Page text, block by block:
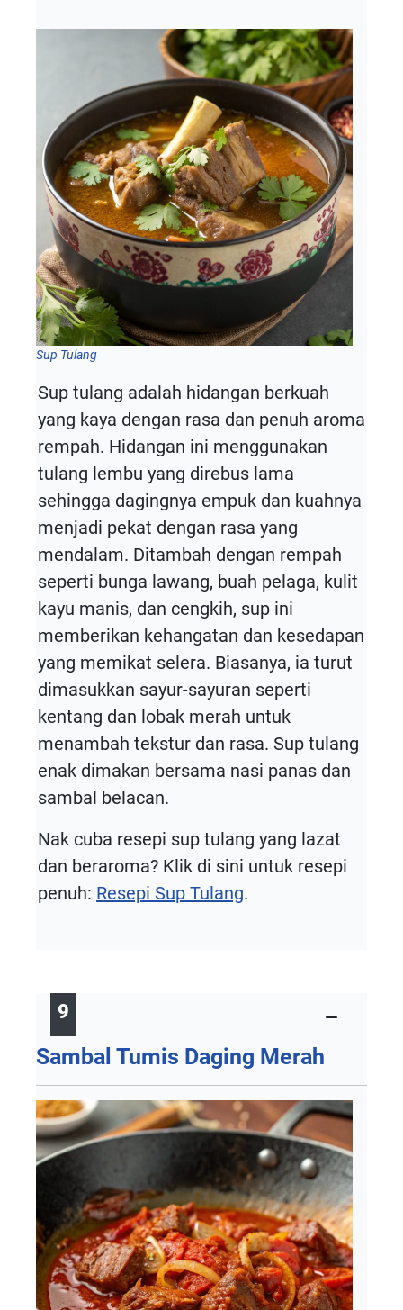
Sup Tulang
Sup tulang adalah hidangan berkuah
yang kaya dengan rasa dan penuh aroma
rempah. Hidangan ini menggunakan
tulang lembu yang direbus lama
sehingga dagingnya empuk dan kuahnya
menjadi pekat dengan rasa yang
mendalam. Ditambah dengan rempah
seperti bunga lawang, buah pelaga, kulit
kayu manis, dan cengkih, sup ini
memberikan kehangatan dan kesedapan
yang memikat selera. Biasanya, ia turut
dimasukkan sayur-sayuran seperti
kentang dan lobak merah untuk
menambah tekstur dan rasa. Sup tulang
enak dimakan bersama nasi panas dan
sambal belacan.
Nak cuba resepi sup tulang yang lazat
dan beraroma? Klik di sini untuk resepi
penuh: Resepi Sup Tulang.
9
Sambal Tumis Daging Merah